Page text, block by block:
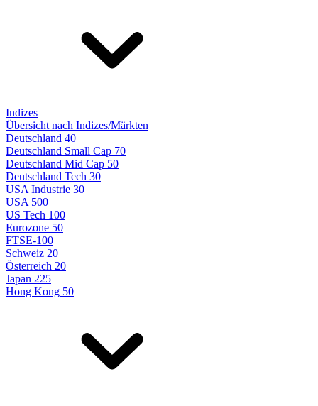
Indizes
Übersicht nach Indizes/Märkten
Deutschland 40
Deutschland Small Cap 70
Deutschland Mid Cap 50
Deutschland Tech 30
USA Industrie 30
USA 500
US Tech 100
Eurozone 50
FTSE-100
Schweiz 20
Österreich 20
Japan 225
Hong Kong 50